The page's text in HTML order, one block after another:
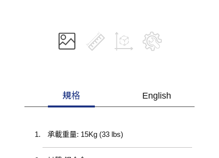
規格 English
承載重量: 15Kg (33 lbs)